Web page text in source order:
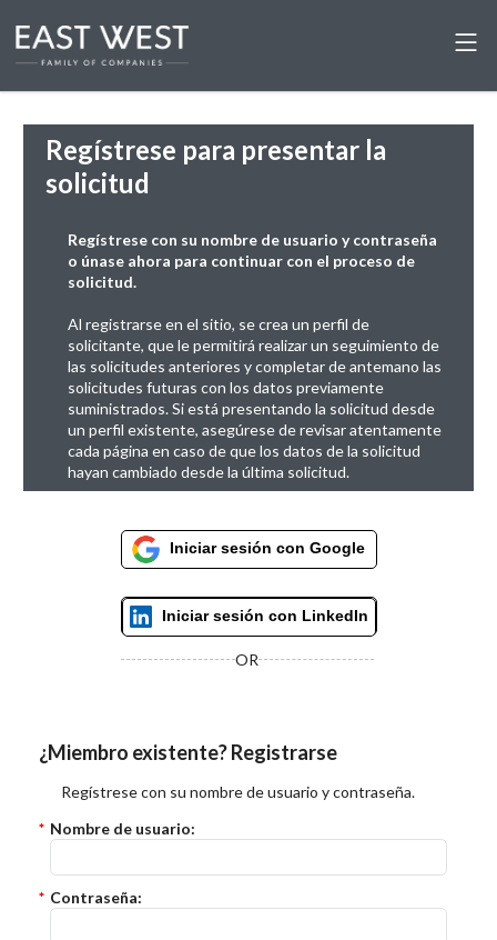
Regístrese para presentar la
solicitud
Regístrese con su nombre de usuario y contraseña
o únase ahora para continuar con el proceso de
solicitud.
Al registrarse en el sitio, se crea un perfil de
solicitante, que le permitirá realizar un seguimiento de
las solicitudes anteriores y completar de antemano las
solicitudes futuras con los datos previamente
suministrados. Si está presentando la solicitud desde
un perfil existente, asegúrese de revisar atentamente
cada página en caso de que los datos de la solicitud
hayan cambiado desde la última solicitud.
Iniciar sesión con Google
Iniciar sesión con LinkedIn
OR
¿Miembro existente? Registrarse
Regístrese con su nombre de usuario y contraseña.
* Nombre de usuario:
* Contraseña: